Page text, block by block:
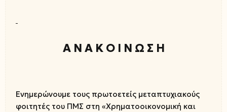
Α Ν Α Κ Ο Ι Ν Ω Σ Η
Ενημερώνουμε τους πρωτοετείς μεταπτυχιακούς
φοιτητές του ΠΜΣ στη «Χρηματοοικονομική και